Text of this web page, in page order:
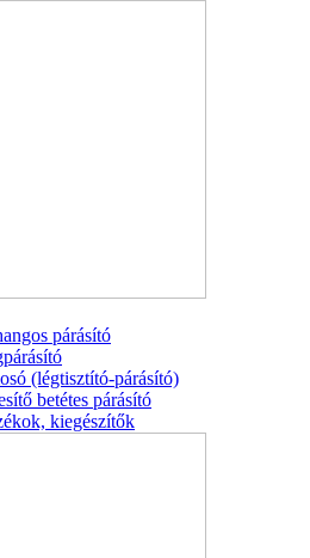
párásító
(légtisztító-párásító)
betétes párásító
kiegészítők